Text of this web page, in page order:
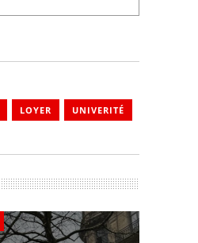
LOYER UNIVERITÉ